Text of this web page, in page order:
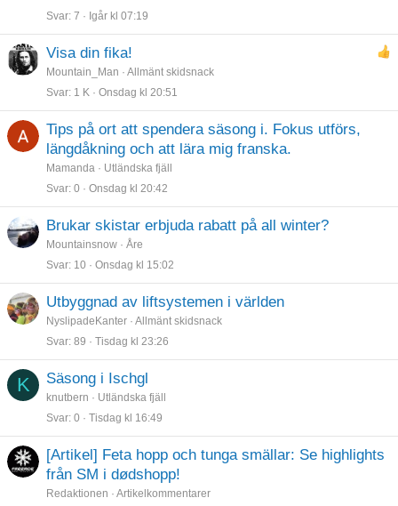
Svar 7 Igår kl 07:19
Visa din fika!
Mountain_Man
Allmänt skidsnack
Svar 1 K Onsdag kl 20:51
Tips på ort att spendera säsong i. Fokus utförs,
längdåkning och att lära mig franska.
Mamanda
Utländska fjäll
Svar 0 Onsdag kl 20:42
Brukar skistar erbjuda rabatt på all winter?
Mountainsnow
Åre
Svar 10 Onsdag kl 15:02
Utbyggnad av liftsystemen i världen
NyslipadeKanter
Allmänt skidsnack
Svar 89 Tisdag kl 23:26
K Säsong i Ischgl
knutbern
Utländska fjäll
Svar 0 Tisdag kl 16:49
[Artikel] Feta hopp och tunga smällar: Se highlights
från SM i dødshopp!
Redaktionen
Artikelkommentarer